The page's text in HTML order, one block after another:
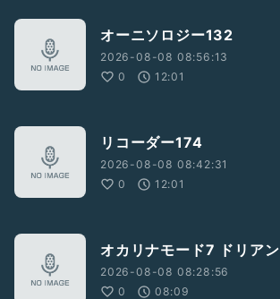
オーニソロジー132
2026-08-08 08:56:13
0
12:01
リコーダー174
2026-08-08 08:42:31
0
12:01
オカリナモード7 ドリアン
2026-08-08 08:28:56
0
08:09